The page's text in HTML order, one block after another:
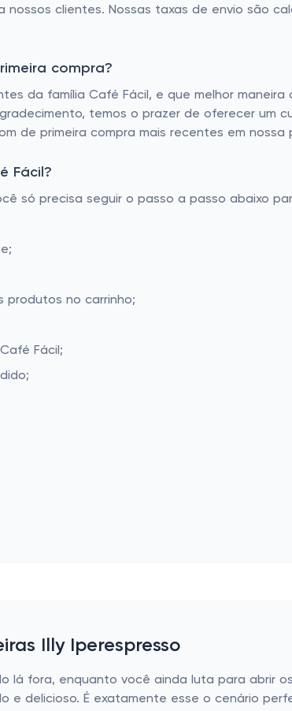
clientes. Nossas taxas de envio são
compra?
da família Café Fácil, e que melhor
temos o prazer de oferecer um
de primeira compra mais recentes em nossa
Fácil?
só precisa seguir o passo a passo abaixo
produtos no carrinho;
Fácil;
Illy Iperespresso
lá fora, enquanto você ainda luta para abrir
delicioso. É exatamente esse o cenário